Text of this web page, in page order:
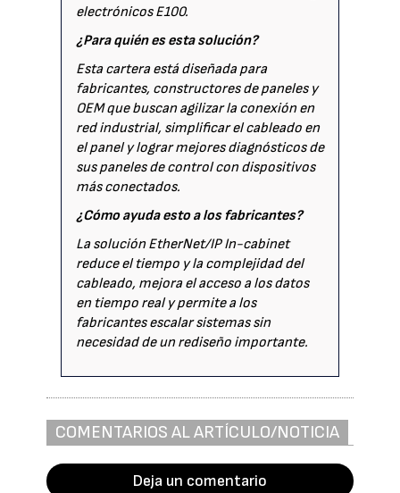
electrónicos E100.
¿Para quién es esta solución?
Esta cartera está diseñada para
fabricantes, constructores de paneles y
OEM que buscan agilizar la conexión en
red industrial, simplificar el cableado en
el panel y lograr mejores diagnósticos de
sus paneles de control con dispositivos
más conectados.
¿Cómo ayuda esto a los fabricantes?
La solución EtherNet/IP In-cabinet
reduce el tiempo y la complejidad del
cableado, mejora el acceso a los datos
en tiempo real y permite a los
fabricantes escalar sistemas sin
necesidad de un rediseño importante.
COMENTARIOS AL ARTÍCULO/NOTICIA
Deja un comentario